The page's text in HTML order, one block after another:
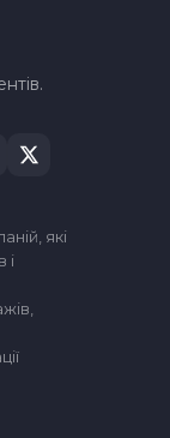
які
і